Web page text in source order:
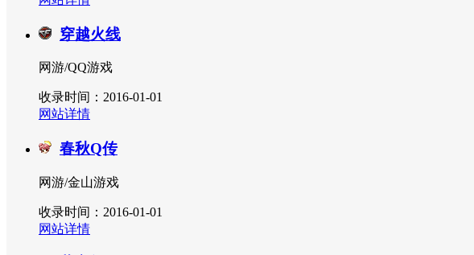
穿越火线
网游/QQ游戏
收录时间：2016-01-01
网站详情
春秋Q传
网游/金山游戏
收录时间：2016-01-01
网站详情